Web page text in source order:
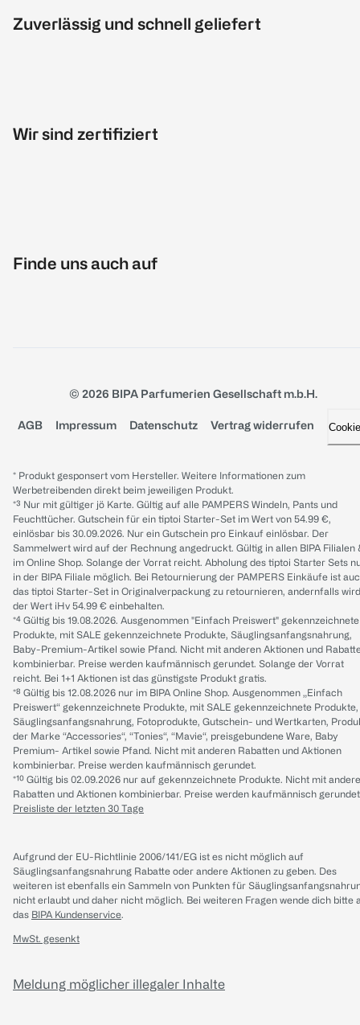
Zuverlässig und schnell geliefert
Wir sind zertifiziert
Finde uns auch auf
© 2026 BIPA Parfumerien Gesellschaft m.b.H.
AGB Impressum Datenschutz Vertrag widerrufen
* Produkt gesponsert vom Hersteller. Weitere Informationen zum
Werbetreibenden direkt beim jeweiligen Produkt.
*³ Nur mit gültiger jö Karte. Gültig auf alle PAMPERS Windeln, Pants und
Feuchttücher. Gutschein für ein tiptoi Starter-Set im Wert von 54.99 €,
einlösbar bis 30.09.2026. Nur ein Gutschein pro Einkauf einlösbar. Der
Sammelwert wird auf der Rechnung angedruckt. Gültig in allen BIPA Filialen
im Online Shop. Solange der Vorrat reicht. Abholung des tiptoi Starter Sets
in der BIPA Filiale möglich. Bei Retournierung der PAMPERS Einkäufe ist
das tiptoi Starter-Set in Originalverpackung zu retournieren, andernfalls wird
der Wert iHv 54.99 € einbehalten.
*⁴ Gültig bis 19.08.2026. Ausgenommen "Einfach Preiswert" gekennzeichnete
Produkte, mit SALE gekennzeichnete Produkte, Säuglingsanfangsnahrung,
Baby-Premium-Artikel sowie Pfand. Nicht mit anderen Aktionen und
kombinierbar. Preise werden kaufmännisch gerundet. Solange der Vorrat
reicht. Bei 1+1 Aktionen ist das günstigste Produkt gratis.
*⁸ Gültig bis 12.08.2026 nur im BIPA Online Shop. Ausgenommen „Einfach
Preiswert“ gekennzeichnete Produkte, mit SALE gekennzeichnete Produkte,
Säuglingsanfangsnahrung, Fotoprodukte, Gutschein- und Wertkarten,
der Marke “Accessories“, “Tonies“, “Mavie“, preisgebundene Ware, Baby
Premium- Artikel sowie Pfand. Nicht mit anderen Rabatten und Aktionen
kombinierbar. Preise werden kaufmännisch gerundet.
*¹⁰ Gültig bis 02.09.2026 nur auf gekennzeichnete Produkte. Nicht mit
Rabatten und Aktionen kombinierbar. Preise werden kaufmännisch
Preisliste der letzten 30 Tage
Aufgrund der EU-Richtlinie 2006/141/EG ist es nicht möglich auf
Säuglingsanfangsnahrung Rabatte oder andere Aktionen zu geben. Des
weiteren ist ebenfalls ein Sammeln von Punkten für
nicht erlaubt und daher nicht möglich. Bei weiteren Fragen wende dich bitte
das BIPA Kundenservice.
MwSt. gesenkt
Meldung möglicher illegaler Inhalte